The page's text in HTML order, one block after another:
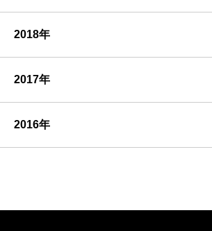
2018年
2017年
2016年